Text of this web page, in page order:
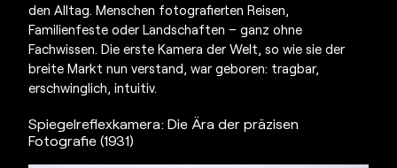
den Alltag. Menschen fotografierten Reisen,
Familienfeste oder Landschaften – ganz ohne
Fachwissen. Dieerste Kamera der Welt, so wie sie der
breite Markt nun verstand, war geboren: tragbar,
erschwinglich, intuitiv.
Spiegelreflexkamera: Die Ära der präzisen
Fotografie (1931)